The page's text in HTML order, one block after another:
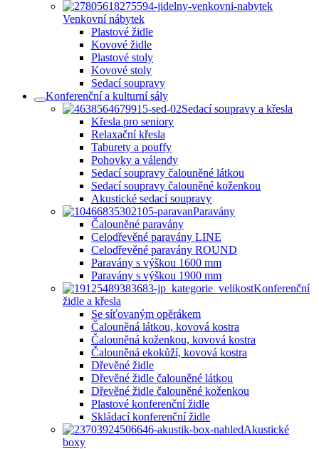
Venkovní nábytek
Plastové židle
Kovové židle
Plastové stoly
Kovové stoly
Sedací soupravy
Konferenční a kulturní sály
Sedací soupravy a křesla
Křesla pro seniory
Relaxační křesla
Taburety a pouffy
Pohovky a válendy
Sedací soupravy čalouněné látkou
Sedací soupravy čalouněné koženkou
Akustické sedací soupravy
Paravány
Čalouněné paravány
Celodřevěné paravány LINE
Celodřevěné paravány ROUND
Paravány s výškou 1600 mm
Paravány s výškou 1900 mm
Konferenční
židle a křesla
Se síťovaným opěrákem
Čalouněná látkou, kovová kostra
Čalouněná koženkou, kovová kostra
Čalouněná ekokůží, kovová kostra
Dřevěné židle
Dřevěné židle čalouněné látkou
Dřevěné židle čalouněné koženkou
Plastové konferenční židle
Skládací konferenční židle
Akustické
boxy